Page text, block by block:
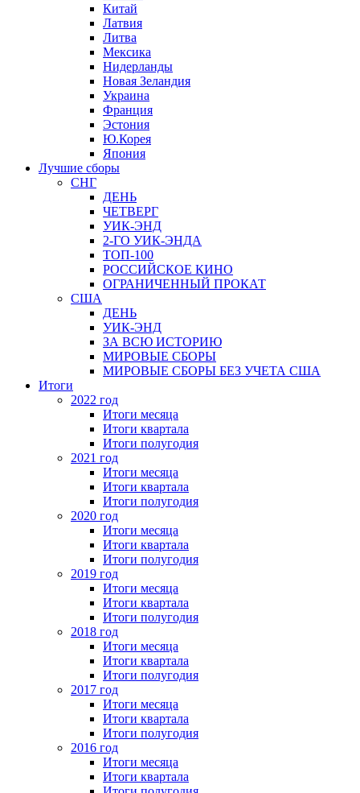
Китай
Латвия
Литва
Мексика
Нидерланды
Новая Зеландия
Украина
Франция
Эстония
Ю.Корея
Япония
Лучшие сборы
СНГ
ДЕНЬ
ЧЕТВЕРГ
УИК-ЭНД
2-ГО УИК-ЭНДА
ТОП-100
РОССИЙСКОЕ КИНО
ОГРАНИЧЕННЫЙ ПРОКАТ
США
ДЕНЬ
УИК-ЭНД
ЗА ВСЮ ИСТОРИЮ
МИРОВЫЕ СБОРЫ
МИРОВЫЕ СБОРЫ БЕЗ УЧЕТА США
Итоги
2022 год
Итоги месяца
Итоги квартала
Итоги полугодия
2021 год
Итоги месяца
Итоги квартала
Итоги полугодия
2020 год
Итоги месяца
Итоги квартала
Итоги полугодия
2019 год
Итоги месяца
Итоги квартала
Итоги полугодия
2018 год
Итоги месяца
Итоги квартала
Итоги полугодия
2017 год
Итоги месяца
Итоги квартала
Итоги полугодия
2016 год
Итоги месяца
Итоги квартала